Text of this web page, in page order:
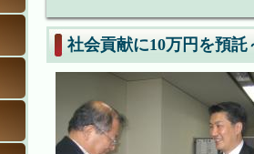
社会貢献に10万円を預